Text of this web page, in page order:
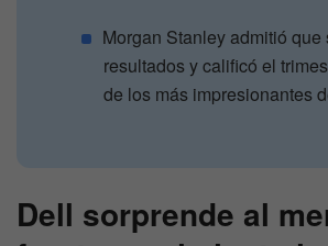
Morgan Stanley admitió
resultados y calificó el
de los más impresionantes
Dell sorprende al